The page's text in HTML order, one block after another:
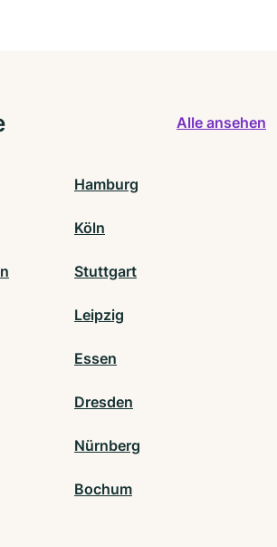
Alle ansehen
Hamburg
Köln
Stuttgart
Leipzig
Essen
Dresden
Nürnberg
Bochum